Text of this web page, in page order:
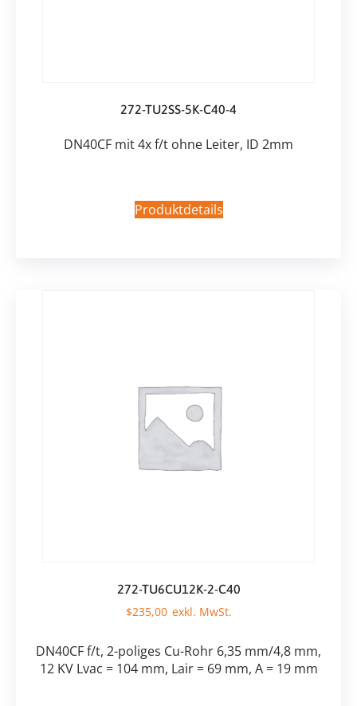
272-TU2SS-5K-C40-4
DN40CF mit 4x f/t ohne Leiter, ID 2mm
Produktdetails
272-TU6CU12K-2-C40
$235,00
DN40CF f/t, 2-poliges Cu-Rohr 6,35 mm/4,8 mm,
12 KV Lvac = 104 mm, Lair = 69 mm, A = 19 mm